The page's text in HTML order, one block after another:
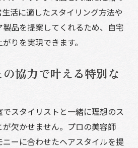
活に適したスタイリング方法や
品を提案してくれるため、自宅
りを実現できます。
協力で叶える特別な
スタイリストと一緒に理想のス
欠かせません。プロの美容師
ーに合わせたヘアスタイルを提